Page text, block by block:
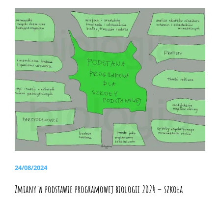
PROGRAMOWEJ
–
LICEUM
ZAKRES
ROZSZERZONY
POSTED
24/08/2024
Zmiany w podstawie programowej biologii 2024 – szkoła